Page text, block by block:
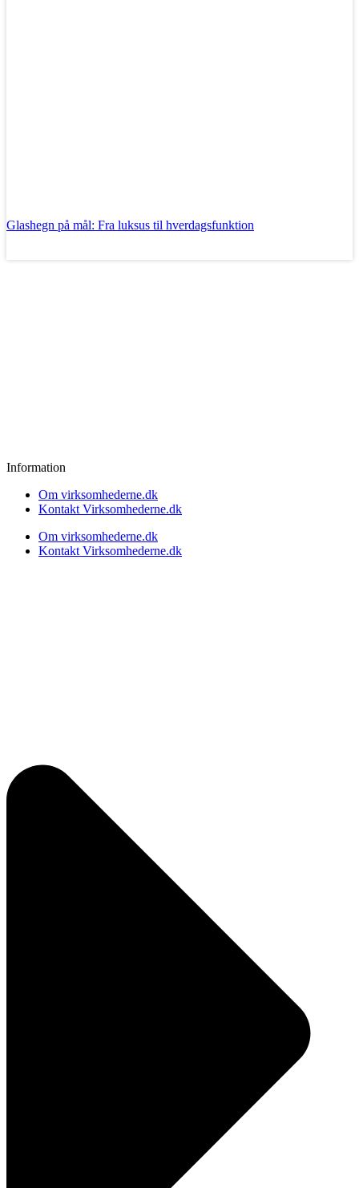
Glashegn på mål: Fra luksus til hverdagsfunktion
Information
Om virksomhederne.dk
Kontakt Virksomhederne.dk
Om virksomhederne.dk
Kontakt Virksomhederne.dk